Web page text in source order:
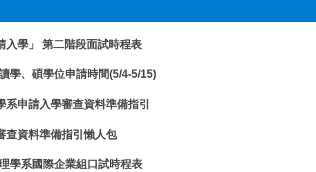
入學」 第二階段面試時程表
學、碩學位申請時間(5/4-5/15)
申請入學審查資料準備指引
查資料準備指引懶人包
學系國際企業組口試時程表